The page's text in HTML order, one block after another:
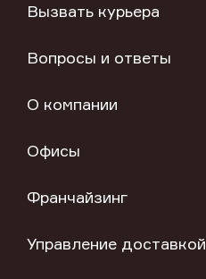
Вызвать курьера
Вопросы и ответы
О компании
Офисы
Франчайзинг
Управление доставкой